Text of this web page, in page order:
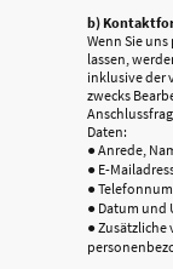
b)
Wenn Sie
lassen,
inklusive der
zwecks
Daten:
● Anrede,
● E-
●
● Datum und
●